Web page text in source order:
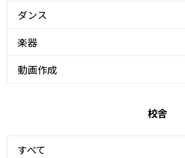
ダンス
楽器
動画作成
校舎
すべて